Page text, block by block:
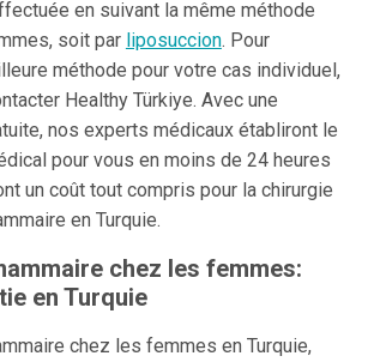
en suivant la même méthode
soit par liposuccion. Pour
méthode pour votre cas individuel,
Healthy Türkiye. Avec une
nos experts médicaux établiront le
pour vous en moins de 24 heures
un coût tout compris pour la chirurgie
en Turquie.
chez les femmes:
en Turquie
chez les femmes en Turquie,